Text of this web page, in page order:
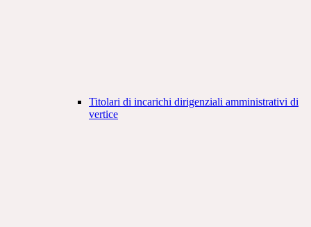
Titolari di incarichi dirigenziali amministrativi di
vertice